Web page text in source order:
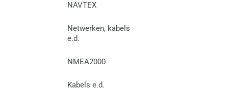
NAVTEX
Netwerken, kabels
e.d.
NMEA2000
Kabels e.d.